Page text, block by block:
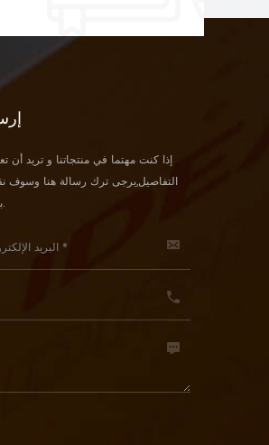
إذا كنت مهتما في منتجاتنا و تريد أن
التفاصيل,يرجى ترك رسالة هنا وسوف
بأسرع ما يمكن.